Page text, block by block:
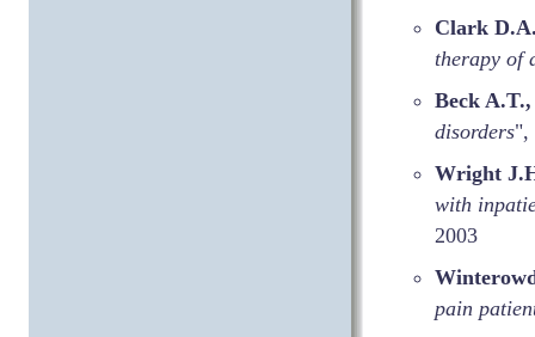
Clark
therapy of
Beck
disorders",
Wright
with
2003
pain